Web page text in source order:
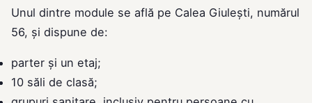
Unul dintre module se află pe Calea Giulești, numărul
56, și dispune de:
parter și un etaj;
10 săli de clasă;